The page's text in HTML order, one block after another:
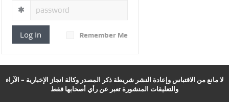
Log In Remember Me
لا مانع من الاقتباس وإعادة النشر شريطة ذكر المصدر وكالة انجاز الإخبارية – الآراء
والتعليقات المنشورة تعبر عن رأي أصحابها فقط